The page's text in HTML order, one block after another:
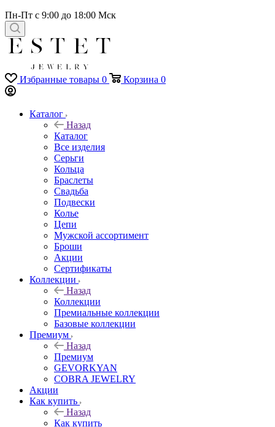
Пн-Пт с 9:00 до 18:00 Мск
Избранные товары 0 Корзина 0
Каталог
Назад
Каталог
Все изделия
Серьги
Кольца
Браслеты
Свадьба
Подвески
Колье
Цепи
Мужской ассортимент
Броши
Акции
Сертификаты
Коллекции
Назад
Коллекции
Премиальные коллекции
Базовые коллекции
Премиум
Назад
Премиум
GEVORKYAN
COBRA JEWELRY
Акции
Как купить
Назад
Как купить